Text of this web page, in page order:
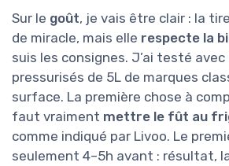
Sur le goût, je vais être clair : la
de miracle, mais elle respecte la
suis les consignes. J’ai testé
pressurisés de 5L de marques
surface. La première chose à
faut vraiment mettre le fût au
comme indiqué par Livoo. Le
seulement 4–5h avant : résultat,